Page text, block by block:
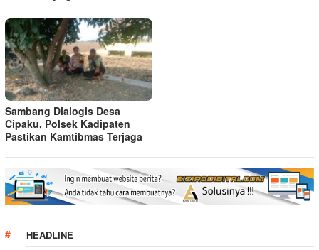
Sambang Dialogis Desa
Cipaku, Polsek Kadipaten
Pastikan Kamtibmas Terjaga
HEADLINE